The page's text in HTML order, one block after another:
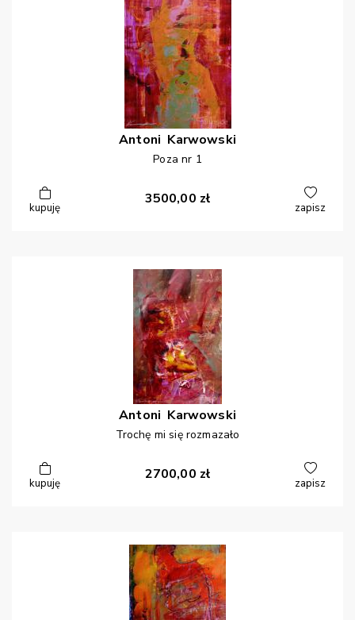
Antoni Karwowski
Poza nr 1
kupuję
3500,00 zł
zapisz
Antoni Karwowski
Trochę mi się rozmazało
kupuję
2700,00 zł
zapisz